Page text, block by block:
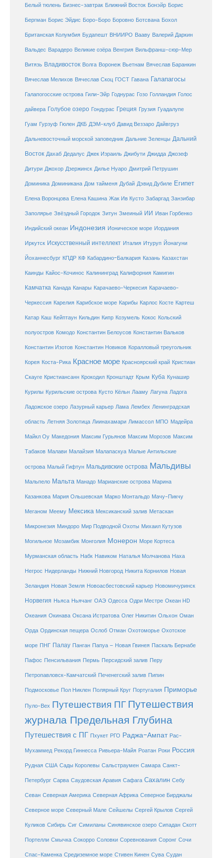
Белый тюлень Бизнес-завтрак Ближний Восток Бонэйр Борис
Бергман Борис Эйдис Боро-Боро Боровно Ботсвана Бохол
Британская Колумбия Будапешт ВНИИРО Вааву Валерий Даркин
Вальдес Варадеро Великие озёра Венгрия Вильфранш-сюр-Мер
Витязь Владивосток Волга Воронеж Вьетнам Вячеслав Баранкин
Вячеслав Мелихов Вячеслав Скоц ГОСТ Гавана Галапагосы
Галапогосские острова Гили-Эйр Годнурас Гозо Голландия Голос
дайвера Голубое озеро Гондурас Греция Грузия Гуадалупе
Гуам Гурзуф Гюлен ДКБ ДЭМ-клуб Давид Веззаро Дайвгруз
Дальневосточный морской заповедник Дальние Зеленцы Дальний
Восток Дахаб Дедалус Джек Израиль Джибути Джидда Джозеф
Дитури Джохор Дзержинск Дилье Нуаро Дмитрий Петрушин
Доминика Доминикана Дом тайменя Дубай Дэвид Дубиле Египет
Елена Воронцова Елена Кашина Жак Ив Кусто Забаргад Занзибар
Заполярье Звёздный Городок Зитун Змеиный ИИ Иван Горбенко
Индийский океан Индонезия Ионическое море Иордания
Иркутск Искусственный интеллект Италия Итуруп Йонагуни
Йоханнесбург КПДР КФ Кабардино-Балкария Казань Казахстан
Каинды Кайос-Кочинос Калининград Калифорния Камигин
Камчатка Канада Канары Карачаево-Черкесия Карачаево-
Черкессия Карелия Карибское море Карибы Карлос Косте Картеш
Катар Каш Кейптаун Кильдин Кипр Козумель Кокос Кольский
полуостров Комодо Константин Белоусов Константин Вальков
Константин Изотов Константин Новиков Коралловый треугольник
Корея Коста-Рика Красное море Красноярский край Кристиан
Скауге Кристиансанн Крокодил Кронштадт Крым Куба Кунашир
Курилы Курильские острова Кусто Кёльн Лааму Лагуна Ладога
Ладожское озеро Лазурный карьер Лама Лембех Ленинградская
область Летняя Золотица Лиинахамари Лимассол МПО Мадейра
Майкл Оу Македония Максим Гурьянов Максим Морозов Максим
Табаков Малави Малайзия Малапаскуа Малые Антильские
острова Малый Гифтун Мальдивские острова Мальдивы
Мальпело Мальта Манадо Марианские острова Марина
Казанкова Мария Ольшевская Марко Монтальдо Мачу-Пикчу
Меганом Меему Мексика Мексиканский залив Метаскан
Микронезия Миндоро Мир Подводной Охоты Михаил Кутузов
Могильное Мозамбик Монголия Монерон Море Кортеса
Мурманская область Набк Навиком Наталья Молчанова Наха
Негрос Нидерланды Нижний Новгород Никита Корнилов Новая
Зеландия Новая Земля Новоасбестовский карьер Новомичуринск
Норвегия Ньяса Ньячанг ОАЭ Одесса Одри Местре Океан HD
Океания Окинава Оксана Истратова Олег Никитин Ольхон Оман
Орда Ординская пещера Ослоб Отман Охотоморье Охотское
море ПНГ Палау Панган Папуа – Новая Гвинея Паскаль Бернабе
Пафос Пенсильвания Пермь Персидский залив Перу
Петропавловск-Камчатский Печенегский залив Пипин
Подмосковье Пол Никлен Полярный Круг Португалия Приморье
Пуло-Вех Путешествия ПГ Путешествия
журнала Предельная Глубина
Путешествия с ПГ Пхукет РГО Раджа-Ампат Рас-
Мухаммед Рекорд Гиннесса Ривьера-Майя Роатан Роки Россия
Рудная США Сады Королевы Сальстраумен Самара Санкт-
Петербург Сарва Саудовская Аравия Сафага Сахалин Себу
Севан Северная Америка Северная Африка Северное Бирджалы
Северное море Северный Мале Сейшелы Сергей Крылов Сергей
Куликов Сибирь Сиг Симиланы Синявинское озеро Сипадан Скотт
Портелли Смычка Сокорро Соловки Соревнования Соронг Сочи
Спас-Каменка Средиземное море Стивен Кинен Сува Судан